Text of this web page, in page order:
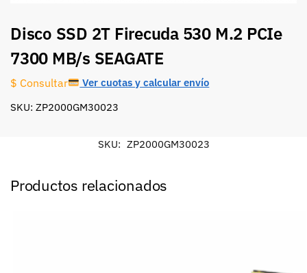
Disco SSD 2T Firecuda 530 M.2 PCIe
7300 MB/s SEAGATE
$ Consultar Ver cuotas y calcular envío
SKU: ZP2000GM30023
SKU: ZP2000GM30023
Productos relacionados